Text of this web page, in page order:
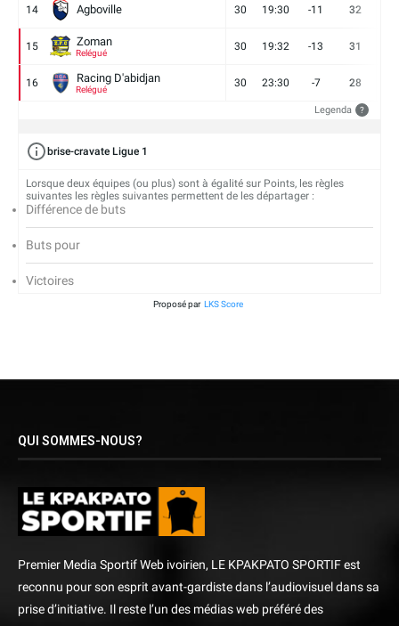
14 Agboville 30 19:30 -11 32
15 Zoman
Relégué
30 19:32 -13 31
16 Racing D'abidjan
Relégué
30 23:30 -7 28
Legenda ?
brise-cravate Ligue 1
Lorsque deux équipes (ou plus) sont à égalité sur Points, les règles
suivantes les règles suivantes permettent de les départager :
Différence de buts
Buts pour
Victoires
Proposé par LKS Score
QUI SOMMES-NOUS?
Premier Media Sportif Web ivoirien, LE KPAKPATO SPORTIF est
reconnu pour son esprit avant-gardiste dans l’audiovisuel dans sa
prise d’initiative. Il reste l’un des médias web préféré des